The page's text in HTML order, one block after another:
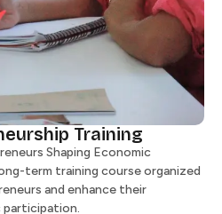
Shaping Economic
term training course organized
and enhance their